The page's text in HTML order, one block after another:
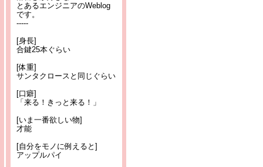
とあるエンジニアのWeblog
です。
-----
[身長]
合鍵25本ぐらい
[体重]
サンタクロースと同じぐらい
[口癖]
「来る！きっと来る！」
[いま一番欲しい物]
才能
[自分をモノに例えると]
アップルパイ